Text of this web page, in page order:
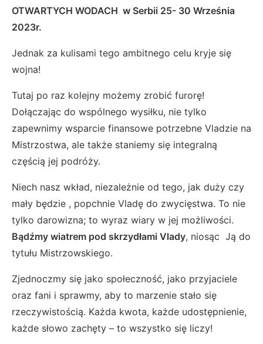
OTWARTYCH WODACH w Serbii 25- 30 Września
2023r.
Jednak za kulisami tego ambitnego celu kryje się
wojna!
Tutaj po raz kolejny możemy zrobić furorę!
Dołączając do wspólnego wysiłku, nie tylko
zapewnimy wsparcie finansowe potrzebne Vladzie na
Mistrzostwa, ale także staniemy się integralną
częścią jej podróży.
Niech nasz wkład, niezależnie od tego, jak duży czy
mały będzie , popchnie Vladę do zwycięstwa. To nie
tylko darowizna; to wyraz wiary w jej możliwości.
Bądźmy wiatrem pod skrzydłami Vlady, niosąc Ją do
tytułu Mistrzowskiego.
Zjednoczmy się jako społeczność, jako przyjaciele
oraz fani i sprawmy, aby to marzenie stało się
rzeczywistością. Każda kwota, każde udostępnienie,
każde słowo zachęty – to wszystko się liczy!